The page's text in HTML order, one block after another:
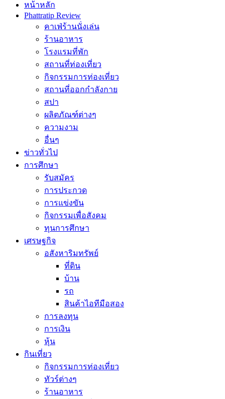
หน้าหลัก
Phattratip Review
คาเฟ่ร้านนั่งเล่น
ร้านอาหาร
โรงแรมที่พัก
สถานที่ท่องเที่ยว
กิจกรรมการท่องเที่ยว
สถานที่ออกกำลังกาย
สปา
ผลิตภัณฑ์ต่างๆ
ความงาม
อื่นๆ
ข่าวทั่วไป
การศึกษา
รับสมัคร
การประกวด
การแข่งขัน
กิจกรรมเพื่อสังคม
ทุนการศึกษา
เศรษฐกิจ
อสังหาริมทรัพย์
ที่ดิน
บ้าน
รถ
สินค้าไอทีมือสอง
การลงทุน
การเงิน
หุ้น
กินเที่ยว
กิจกรรมการท่องเที่ยว
ทัวร์ต่างๆ
ร้านอาหาร